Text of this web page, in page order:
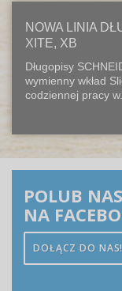
NOWA LINIA
XITE, XB
Długopisy
wymienny wkład
codziennej pracy w...
POLUB
NA
DOŁĄCZ DO NAS!